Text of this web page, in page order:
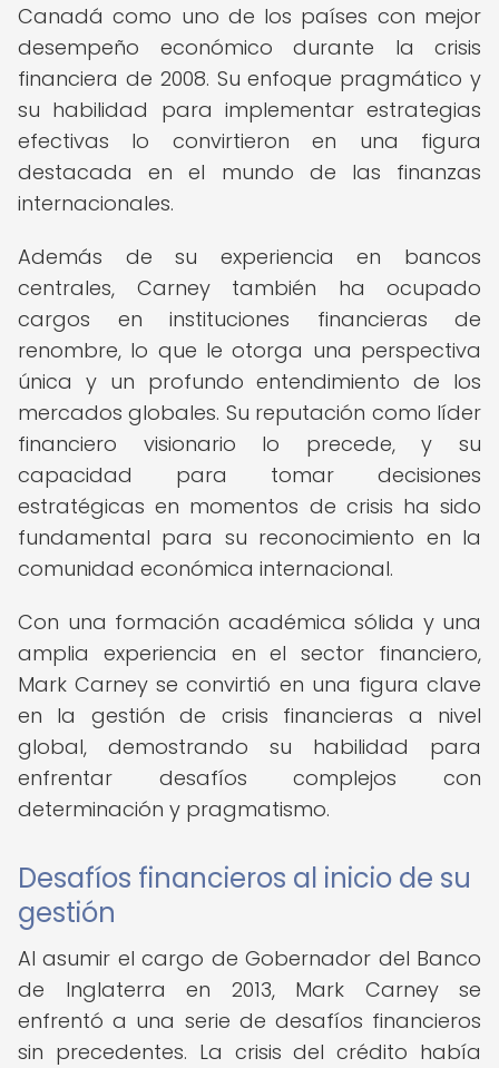
Canadá como uno de los países con mejor
desempeño económico durante la crisis
financiera de 2008. Su enfoque pragmático y
su habilidad para implementar estrategias
efectivas lo convirtieron en una figura
destacada en el mundo de las finanzas
internacionales.
Además de su experiencia en bancos
centrales, Carney también ha ocupado
cargos en instituciones financieras de
renombre, lo que le otorga una perspectiva
única y un profundo entendimiento de los
mercados globales. Su reputación como líder
financiero visionario lo precede, y su
capacidad para tomar decisiones
estratégicas en momentos de crisis ha sido
fundamental para su reconocimiento en la
comunidad económica internacional.
Con una formación académica sólida y una
amplia experiencia en el sector financiero,
Mark Carney se convirtió en una figura clave
en la gestión de crisis financieras a nivel
global, demostrando su habilidad para
enfrentar desafíos complejos con
determinación y pragmatismo.
Desafíos financieros al inicio de su
gestión
Al asumir el cargo de Gobernador del Banco
de Inglaterra en 2013, Mark Carney se
enfrentó a una serie de desafíos financieros
sin precedentes. La crisis del crédito había